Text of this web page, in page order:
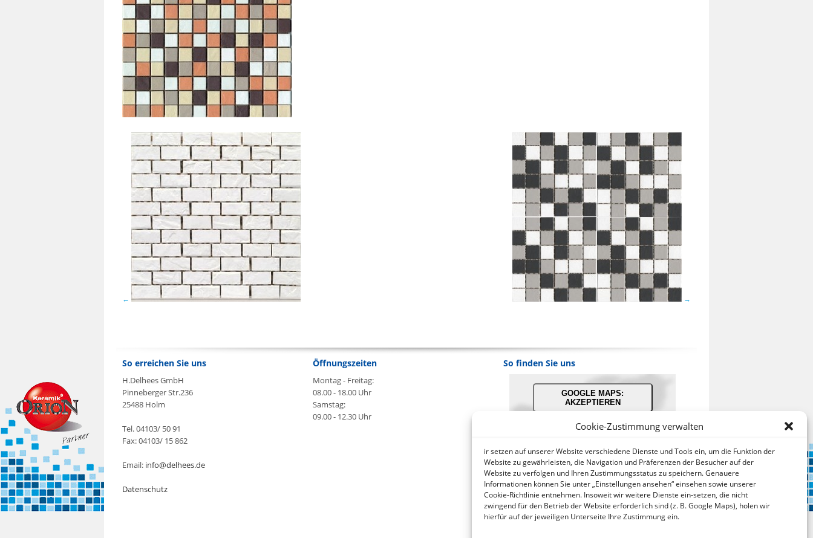
Cookie-Zustimmung verwalten
ir setzen auf unserer Website verschiedene Dienste und Tools ein, um die Funktion der
Website zu gewährleisten, die Navigation und Präferenzen der Besucher auf der
Website zu verfolgen und Ihren Zustimmungsstatus zu speichern. Genauere
Informationen können Sie unter „Einstellungen ansehen“ einsehen sowie unserer
Cookie-Richtlinie entnehmen. Insoweit wir weitere Dienste ein-setzen, die nicht
zwingend für den Betrieb der Website erforderlich sind (z. B. Google Maps), holen wir
hierfür auf der jeweiligen Unterseite Ihre Zustimmung ein.
So erreichen Sie uns
H.Delhees GmbH
Pinneberger Str.236
25488 Holm
Tel. 04103/ 50 91
Fax: 04103/ 15 862
Email: info@delhees.de
Datenschutz
Öffnungszeiten
Montag - Freitag:
08.00 - 18.00 Uhr
Samstag:
09.00 - 12.30 Uhr
So finden Sie uns
GOOGLE MAPS:
AKZEPTIEREN
Anbieter: Google Ireland Limited
Bei der Nutzung dieses Dienstes
werden Daten an Google
über¬mittelt, außer¬dem ist es
wahr-scheinlich dass Google Daten
(z.B. Cookies) auf Ihrem Gerät
speichert.